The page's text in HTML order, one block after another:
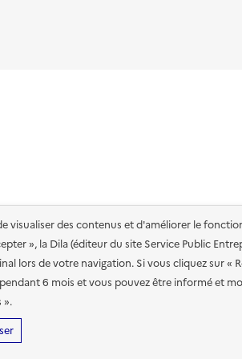
visualiser des contenus et d'améliorer le
», la Dila (éditeur du site Service Public
lors de votre navigation. Si vous cliquez sur «
6 mois et vous pouvez être informé et
».
conforme Accessibilité des services en